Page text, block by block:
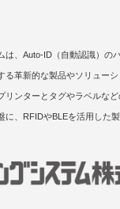
は、Auto-ID（自動認識）の
る革新的な製品やソリュー
リンターとタグやラベルな
に、RFIDやBLEを活用した